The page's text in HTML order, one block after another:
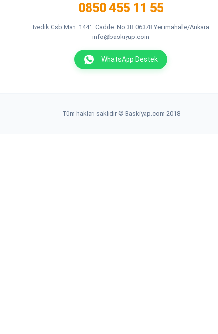
0850 455 11 55
İvedik Osb Mah. 1441. Cadde. No:3B 06378 Yenimahalle/Ankara
info@baskiyap.com
WhatsApp Destek
Tüm hakları saklıdır © Baskiyap.com 2018